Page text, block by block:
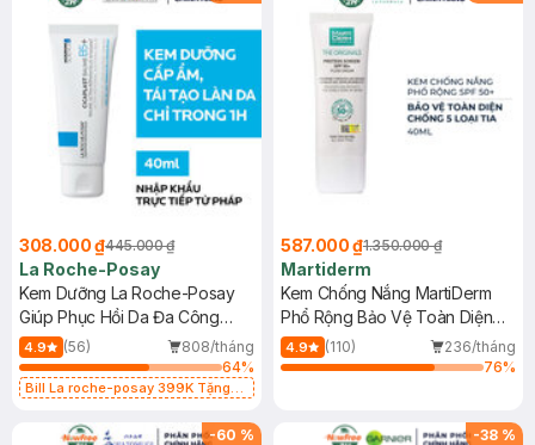
308.000 ₫445.000 ₫
La Roche-Posay
Kem Dưỡng La Roche-Posay
Giúp Phục Hồi Da Đa Công
Dụng 40ml
4.9 (56)
808/tháng
64%
Bill La roche-posay 399K Tặng
(SL có hạn)
587.000 ₫1.350.000 ₫
Martiderm
Kem Chống Nắng MartiDerm
Phổ Rộng Bảo Vệ Toàn Diện
40ml
4.9 (110)
236/tháng
76%
-60 % -38 %